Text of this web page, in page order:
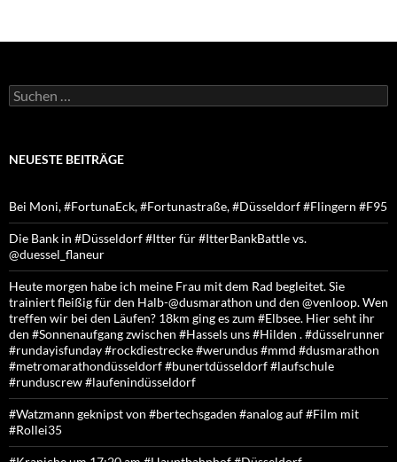
Suchen
nach:
NEUESTE BEITRÄGE
Bei Moni, #FortunaEck, #Fortunastraße, #Düsseldorf #Flingern #F95
Die Bank in #Düsseldorf #Itter für #ItterBankBattle vs.
@duessel_flaneur
Heute morgen habe ich meine Frau mit dem Rad begleitet. Sie
trainiert fleißig für den Halb-@dusmarathon und den @venloop. Wen
treffen wir bei den Läufen? 18km ging es zum #Elbsee. Hier seht ihr
den #Sonnenaufgang zwischen #Hassels uns #Hilden . #düsselrunner
#rundayisfunday #rockdiestrecke #werundus #mmd #dusmarathon
#metromarathondüsseldorf #bunertdüsseldorf #laufschule
#runduscrew #laufenindüsseldorf
#Watzmann geknipst von #bertechsgaden #analog auf #Film mit
#Rollei35